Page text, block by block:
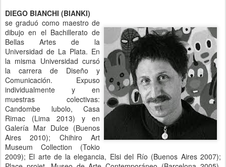
DIEGO BIANCHI (BIANKI)
se graduó como maestro de
dibujo en el Bachillerato de
Bellas Artes de la
Universidad de La Plata. En
la misma Universidad cursó
la carrera de Diseño y
Comunicación. Expuso
individualmente y en
muestras colectivas:
Candombe lubolo, Casa
Rimac (Lima 2013) y en
Galería Mar Dulce (Buenos
Aires 2010); Chihiro Art
Museum Collection (Tokio
2009); El arte de la elegancia, Elsi del Río (Buenos Aires 2007);